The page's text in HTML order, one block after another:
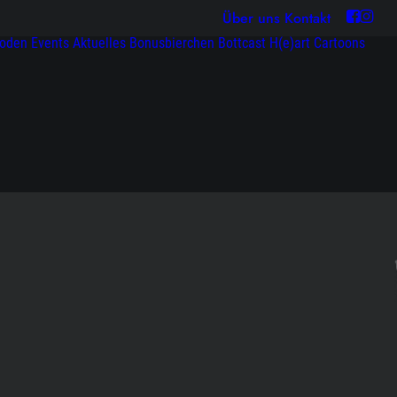
Über uns Kontakt
Events Aktuelles Bonusbierchen Bottcast H(e)art Cartoons